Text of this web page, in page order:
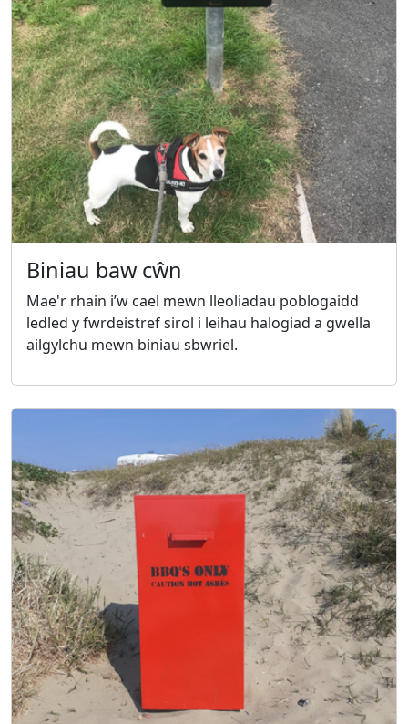
Biniau baw cŵn
Mae'r rhain i’w cael mewn lleoliadau poblogaidd
ledled y fwrdeistref sirol i leihau halogiad a gwella
ailgylchu mewn biniau sbwriel.